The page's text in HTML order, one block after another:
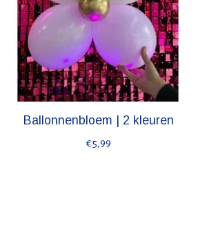
Ballonnenbloem | 2 kleuren
€5,99